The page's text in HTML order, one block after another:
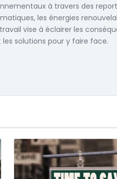
à travers des
les énergies
vise à éclairer les
solutions pour y faire face.